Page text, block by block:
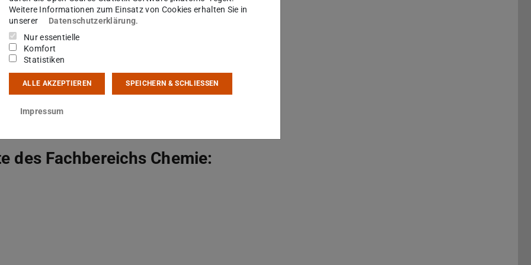
HHG (Hessisches Hochschulgesetz vom 14.
Treten des TU Darmstadt-Gesetzes (Gesetz
Universität Darmstadt vom 05.
14. Dezember 2009, GVBl. I S. 699) ist sie
des Fachbereichs Chemie:
Weitere Informationen zum Einsatz von Cookies erhalten Sie in
unserer
Datenschutzerklärung.
Nur essentielle
Komfort
Statistiken
ALLE AKZEPTIEREN SPEICHERN & SCHLIESSEN
Impressum